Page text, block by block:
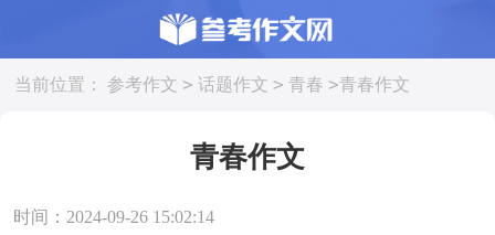
当前位置： 参考作文 > 话题作文 > 青春 >青春作文
青春作文
时间：2024-09-26 15:02:14